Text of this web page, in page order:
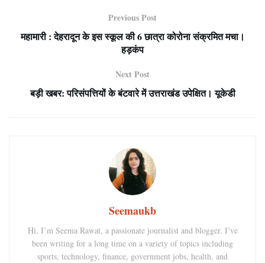
Previous Post
महामारी : देहरादून के इस स्कूल की 6 छात्रा कोरोना संक्रमित मचा।
हड़कंप
Next Post
बड़ी खबर: परिसंपत्तियों के बंटवारे में उत्तराखंड उपेक्षित। यूकेडी
Seemaukb
Hi, I’m Seema Rawat, a passionate journalist and blogger. I’ve
been writing for a long time on a variety of topics including
sports, technology, finance, government jobs, health, and